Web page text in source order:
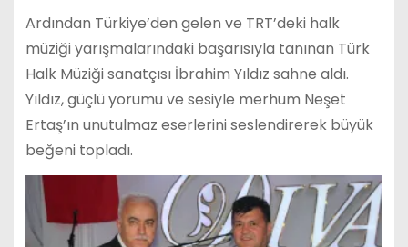
Ardından Türkiye’den gelen ve TRT’deki halk
müziği yarışmalarındaki başarısıyla tanınan Türk
Halk Müziği sanatçısı İbrahim Yıldız sahne aldı.
Yıldız, güçlü yorumu ve sesiyle merhum Neşet
Ertaş’ın unutulmaz eserlerini seslendirerek büyük
beğeni topladı.